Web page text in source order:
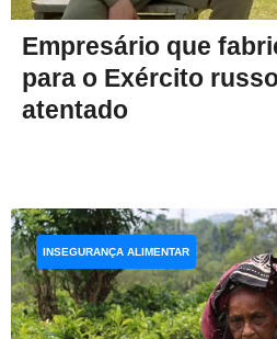
Empresário que
para o Exército
atentado
INSEGURANÇA ALIMENTAR